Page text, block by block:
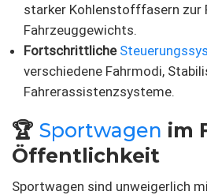
starker Kohlenstofffasern zur
Fahrzeuggewichts.
Fortschrittliche
verschiedene Fahrmodi,
Fahrerassistenzsysteme.
🏆 Sportwagen im
Öffentlichkeit
Sportwagen sind unweigerlich